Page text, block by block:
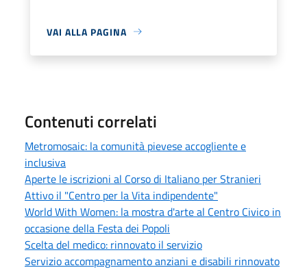
VAI ALLA PAGINA
Contenuti correlati
Metromosaic: la comunità pievese accogliente e
inclusiva
Aperte le iscrizioni al Corso di Italiano per Stranieri
Attivo il "Centro per la Vita indipendente"
World With Women: la mostra d'arte al Centro Civico in
occasione della Festa dei Popoli
Scelta del medico: rinnovato il servizio
Servizio accompagnamento anziani e disabili rinnovato